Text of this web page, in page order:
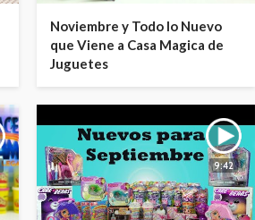
Noviembre y Todo lo Nuevo
que Viene a Casa Magica de
Juguetes
9:42